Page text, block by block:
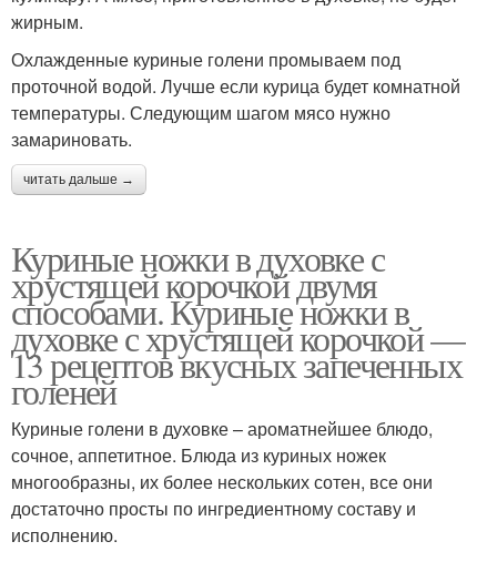
жирным.
Охлажденные куриные голени промываем под
проточной водой. Лучше если курица будет комнатной
температуры. Следующим шагом мясо нужно
замариновать.
читать дальше →
Куриные ножки в духовке с
хрустящей корочкой двумя
способами. Куриные ножки в
духовке с хрустящей корочкой —
13 рецептов вкусных запеченных
голеней
Куриные голени в духовке – ароматнейшее блюдо,
сочное, аппетитное. Блюда из куриных ножек
многообразны, их более нескольких сотен, все они
достаточно просты по ингредиентному составу и
исполнению.